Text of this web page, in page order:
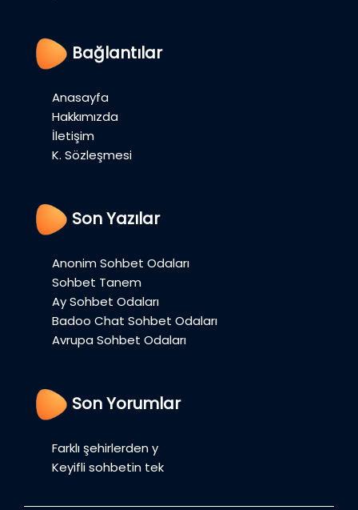
Bağlantılar
Anasayfa
Hakkımızda
İletişim
K. Sözleşmesi
Son Yazılar
Anonim Sohbet Odaları
Sohbet Tanem
Ay Sohbet Odaları
Badoo Chat Sohbet Odaları
Avrupa Sohbet Odaları
Son Yorumlar
Farklı şehirlerden y
Keyifli sohbetin tek